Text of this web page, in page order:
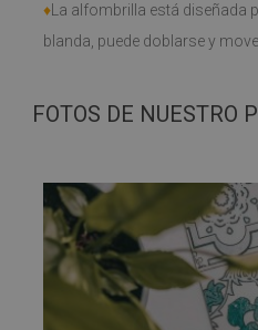
♦La alfombrilla está diseñada
blanda, puede doblarse y
FOTOS DE NUESTRO